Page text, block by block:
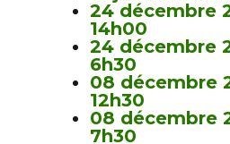
24 décembre
14h00
24 décembre
6h30
08 décembre
12h30
08 décembre
7h30